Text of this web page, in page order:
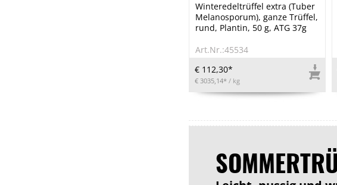
Winteredeltrüffel extra (Tuber
Melanosporum), ganze Trüffel,
rund, Plantin, 50 g, ATG 37g
Art.Nr.:45534
€ 112,30*
€ 3035,14* / kg